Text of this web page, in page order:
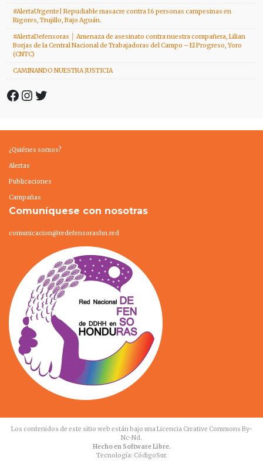
#AlertaUrgente| Repudiable masacre contra 16 personas campesinas en
Rigores, Trujillo, Bajo Aguán.
#AlertaDefensoras │ Amenaza de asesinato contra nuestra compañera, Lilian
Borjas de la Central Nacional de Trabajadoras del Campo – El Progreso, Yoro
(CNTC)
CAMINANDO NUESTRA JUSTICIA
Facebook
Instagram
Twitter
¿Quiénes somos?
Alertas
Publicaciones
Campañas
Comuníquese con nosotras
comunicacion@redefensorashn.red
Los contenidos de este sitio web están bajo unaLicencia Creative Commons By-
Nc-Nd.
Hecho en Software Libre.
Tecnología: CódigoSur.